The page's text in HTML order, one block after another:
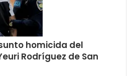
homicida del
Rodríguez de San